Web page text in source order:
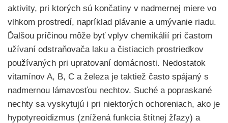
aktivity, pri ktorých sú končatiny v nadmernej miere vo
vlhkom prostredí, napríklad plávanie a umývanie riadu.
Ďalšou príčinou môže byť vplyv chemikálií pri častom
užívaní odstraňovača laku a čistiacich prostriedkov
používaných pri upratovaní domácnosti. Nedostatok
vitamínov A, B, C a železa je taktiež často spájaný s
nadmernou lámavosťou nechtov. Suché a popraskané
nechty sa vyskytujú i pri niektorých ochoreniach, ako je
hypotyreoidizmus (znížená funkcia štítnej žľazy) a